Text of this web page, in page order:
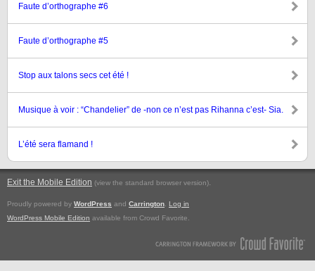
Faute d’orthographe #6
Faute d’orthographe #5
Stop aux talons secs cet été !
Musique à voir : “Chandelier” de -non ce n’est pas Rihanna c’est- Sia.
L’été sera flamand !
Exit the Mobile Edition (view the standard browser version).
Proudly powered by WordPress and Carrington
Log in
WordPress Mobile Edition available from Crowd Favorite.